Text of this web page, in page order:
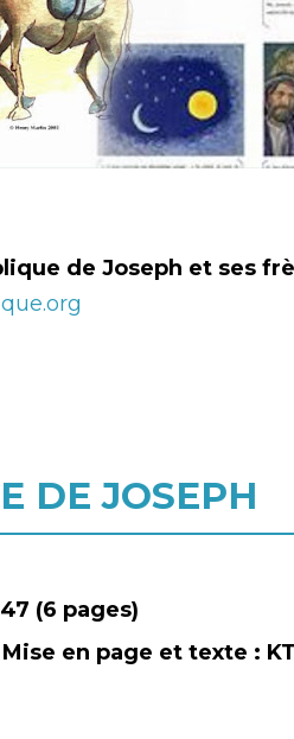
de Joseph et ses
DE JOSEPH
(6 pages)
en page et texte :